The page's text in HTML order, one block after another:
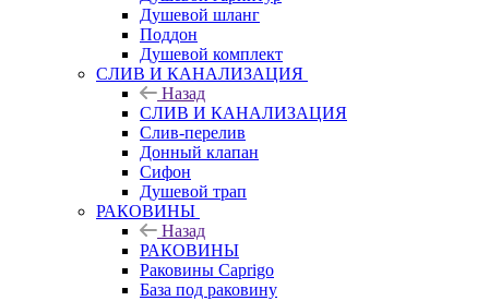
Душевой шланг
Поддон
Душевой комплект
СЛИВ И КАНАЛИЗАЦИЯ
Назад
СЛИВ И КАНАЛИЗАЦИЯ
Слив-перелив
Донный клапан
Сифон
Душевой трап
РАКОВИНЫ
Назад
РАКОВИНЫ
Раковины Caprigo
База под раковину